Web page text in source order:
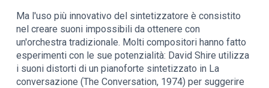
Ma l'uso più innovativo del sintetizzatore è consistito
nel creare suoni impossibili da ottenere con
un'orchestra tradizionale. Molti compositori hanno fatto
esperimenti con le sue potenzialità: David Shire utilizza
i suoni distorti di un pianoforte sintetizzato in La
conversazione (The Conversation, 1974) per suggerire